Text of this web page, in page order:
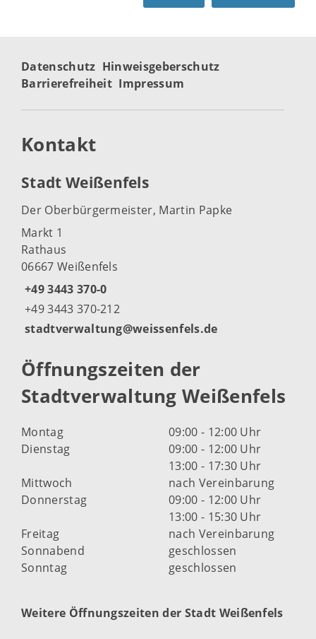
Datenschutz Hinweisgeberschutz
Barrierefreiheit Impressum
Kontakt
Stadt Weißenfels
Der Oberbürgermeister, Martin Papke
Markt 1
Rathaus
06667 Weißenfels
+49 3443 370-0
+49 3443 370-212
stadtverwaltung@weissenfels.de
Öffnungszeiten der
Stadtverwaltung Weißenfels
Montag
09:00 - 12:00 Uhr
Dienstag
09:00 - 12:00 Uhr
13:00 - 17:30 Uhr
Mittwoch
nach Vereinbarung
Donnerstag
09:00 - 12:00 Uhr
13:00 - 15:30 Uhr
Freitag
nach Vereinbarung
Sonnabend
geschlossen
Sonntag
geschlossen
Weitere Öffnungszeiten der Stadt Weißenfels